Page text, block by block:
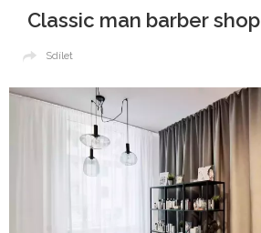
Classic man barber shop
Sdílet